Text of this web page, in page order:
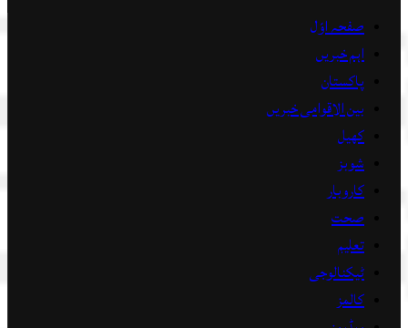
صفحہ اوّل
اہم خبریں
پاکستان
بین الاقوامی خبریں
کھیل
شوبز
کاروبار
صحت
تعلیم
ٹیکنالوجی
کالمز